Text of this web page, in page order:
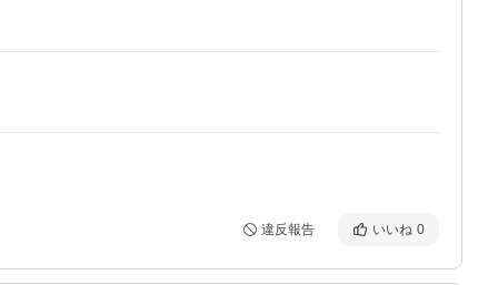
違反報告 いいね 0